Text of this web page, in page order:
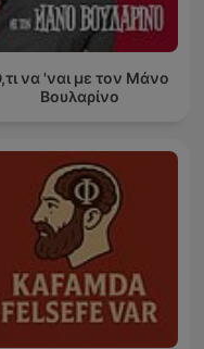
να 'ναι με τον Μάνο
Βουλαρίνο